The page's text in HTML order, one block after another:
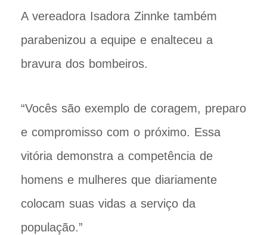
A vereadora Isadora Zinnke também
parabenizou a equipe e enalteceu a
bravura dos bombeiros.
“Vocês são exemplo de coragem, preparo
e compromisso com o próximo. Essa
vitória demonstra a competência de
homens e mulheres que diariamente
colocam suas vidas a serviço da
população.”